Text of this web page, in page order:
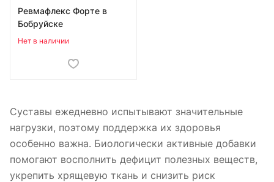
Ревмафлекс Форте в
Бобруйске
Нет в наличии
Суставы ежедневно испытывают значительные
нагрузки, поэтому поддержка их здоровья
особенно важна. Биологически активные добавки
помогают восполнить дефицит полезных веществ,
укрепить хрящевую ткань и снизить риск